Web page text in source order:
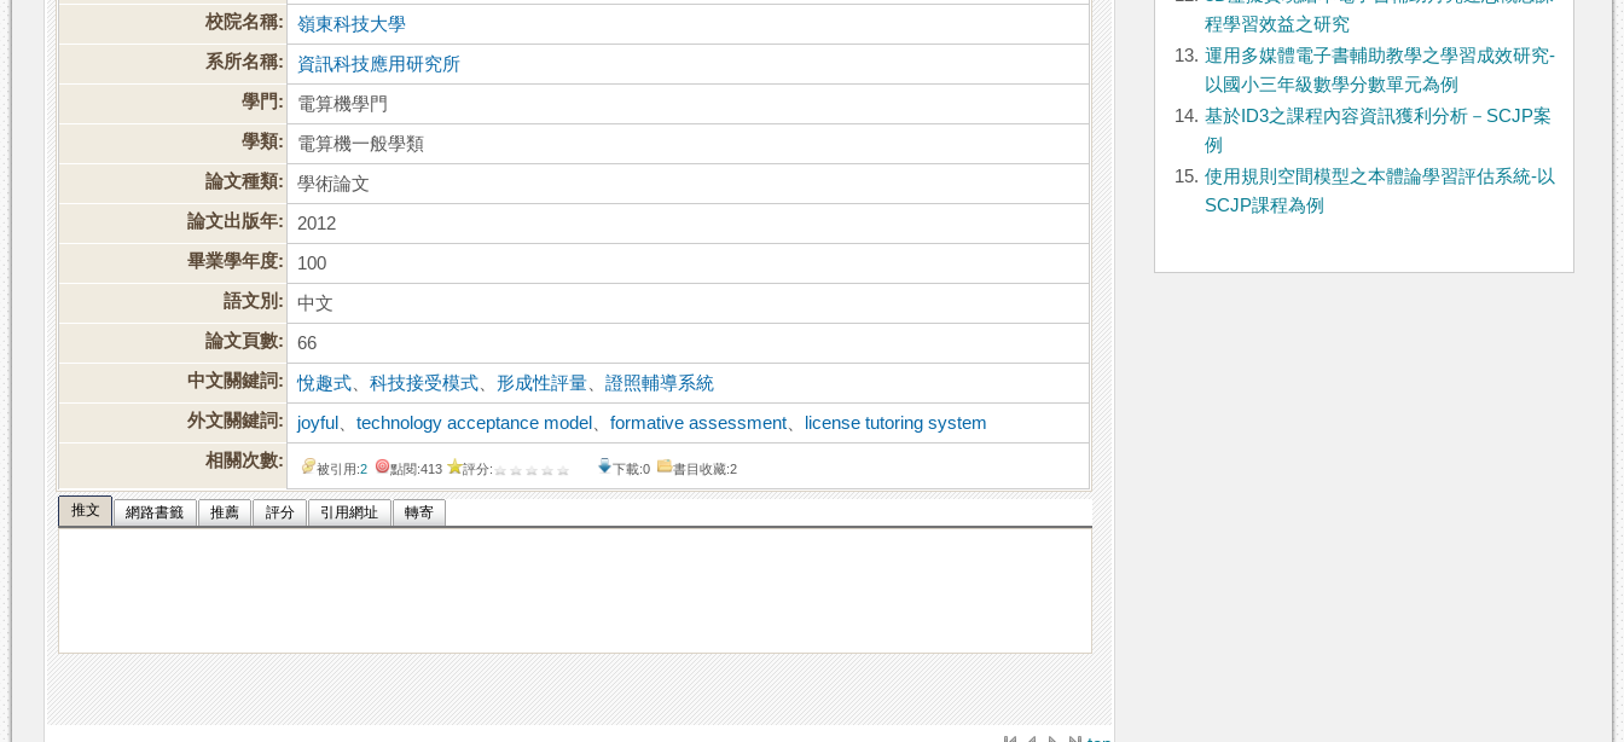
校院名稱:
嶺東科技大學
系所名稱:
資訊科技應用研究所
學門:
電算機學門
學類:
電算機一般學類
論文種類:
學術論文
論文出版年:
2012
畢業學年度:
100
語文別:
中文
論文頁數:
66
中文關鍵詞:
悅趣式 、科技接受模式 、形成性評量 、證照輔導系統
外文關鍵詞:
joyful 、technology acceptance model 、formative assessment
license tutoring system
相關次數:
被引用:2 點閱:413 評分: 下載:0 書目收藏:2
推文 網路書籤 推薦 評分 引用網址 轉寄
程學習效益之研究
13. 運用多媒體電子書輔助教學之學習成效研究-
以國小三年級數學分數單元為例
14. 基於ID3之課程內容資訊獲利分析－SCJP案
例
15. 使用規則空間模型之本體論學習評估系統-以
SCJP課程為例